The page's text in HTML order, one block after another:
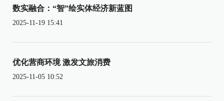
数实融合：“智”绘实体经济新蓝图
2025-11-19 15:41
优化营商环境 激发文旅消费
2025-11-05 10:52